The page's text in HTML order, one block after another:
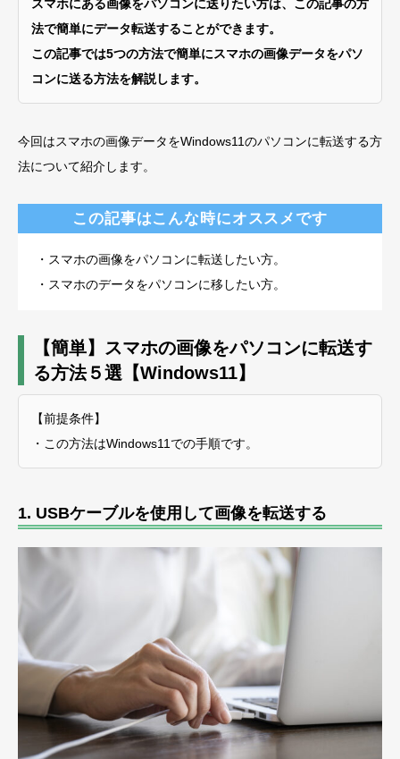
スマホにある画像をパソコンに送りたい方は、この記事の方
法で簡単にデータ転送することができます。
この記事では5つの方法で簡単にスマホの画像データをパソ
コンに送る方法を解説します。
今回はスマホの画像データをWindows11のパソコンに転送する方
法について紹介します。
この記事はこんな時にオススメです
・スマホの画像をパソコンに転送したい方。
・スマホのデータをパソコンに移したい方。
【簡単】スマホの画像をパソコンに転送す
る方法５選【Windows11】
【前提条件】
・この方法はWindows11での手順です。
1. USBケーブルを使用して画像を転送する